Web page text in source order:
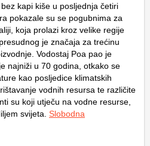
kapi kiše u posljednja četiri
pokazale su se pogubnima za
koja prolazi kroz velike regije
je značaja za trećinu
Vodostaj Poa pao je
najniži u 70 godina, otkako se
kao posljedice klimatskih
vodnih resursa te različite
su koji utječu na vodne resurse,
svijeta. Slobodna